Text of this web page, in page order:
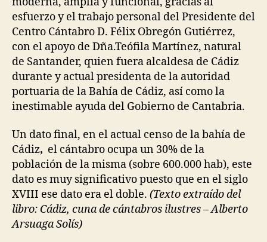
esfuerzo y el trabajo personal del Presidente del
Centro Cántabro D. Félix Obregón Gutiérrez,
con el apoyo de Dña.Teófila Martínez, natural
de Santander, quien fuera alcaldesa de Cádiz
durante y actual presidenta de la autoridad
portuaria de la Bahía de Cádiz, así como la
inestimable ayuda del Gobierno de Cantabria.
Un dato final, en el actual censo de la bahía de
Cádiz, el cántabro ocupa un 30% de la
población de la misma (sobre 600.000 hab), este
dato es muy significativo puesto que en el siglo
XVIII ese dato era el doble. (Texto extraído del
libro: Cádiz, cuna de cántabros ilustres – Alberto
Arsuaga Solís)